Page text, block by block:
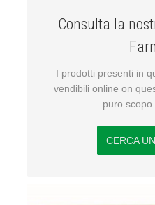
Consulta la
I prodotti presenti in
vendibili online on
puro scopo
CERCA